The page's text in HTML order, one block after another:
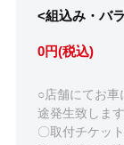
<組込み・バ
0円(税込)
○店舗にてお車
途発生致します
〇取付チケッ